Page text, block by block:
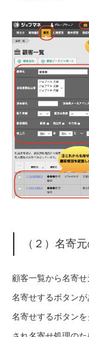
（２）名寄
顧客一覧から名寄
名寄せするボタンが
名寄せするボタン